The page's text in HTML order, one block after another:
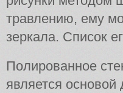
травлению, ему
зеркала. Список
Полированное
является